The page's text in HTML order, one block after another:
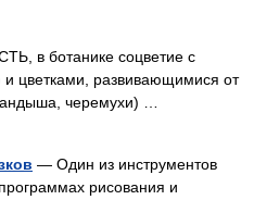
в ботанике соцветие с
и цветками, развивающимися от
черемухи) …
— Один из инструментов
рисования и